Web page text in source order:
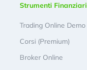
Strumenti Finanziari
Trading Online Demo
Corsi (Premium)
Broker Online